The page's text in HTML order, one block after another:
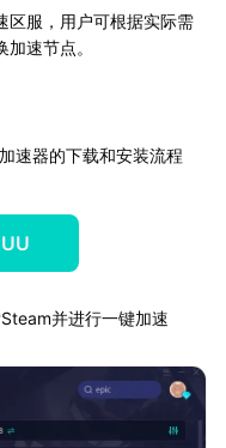
区服，用户可根据实际需
速节点。
速器的下载和安装流程
并进行一键加速